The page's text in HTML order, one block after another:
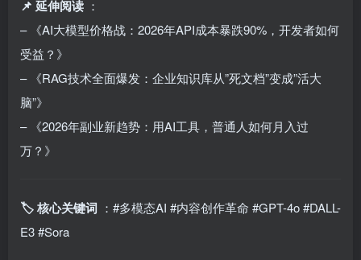
📌 延伸阅读 ：
– 《AI大模型价格战：2026年API成本暴跌90%，开发者如何
受益？》
– 《RAG技术全面爆发：企业知识库从”死文档”变成”活大
脑”》
– 《2026年副业新趋势：用AI工具，普通人如何月入过
万？》
🏷️ 核心关键词 ：#多模态AI #内容创作革命 #GPT-4o #DALL-
E3 #Sora